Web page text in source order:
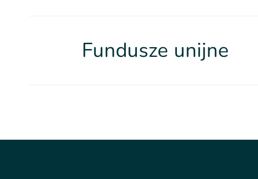
Fundusze unijne